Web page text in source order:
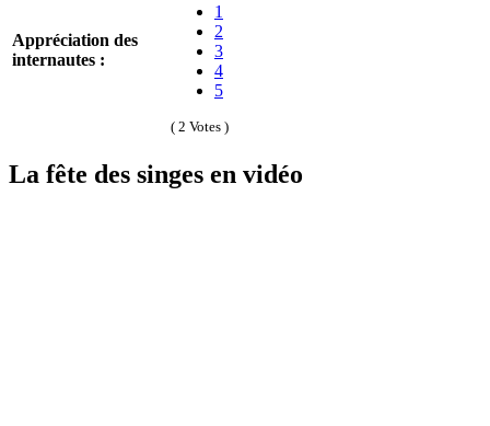
Appréciation des
internautes :
1
2
3
4
5
( 2 Votes )
La fête des singes en vidéo